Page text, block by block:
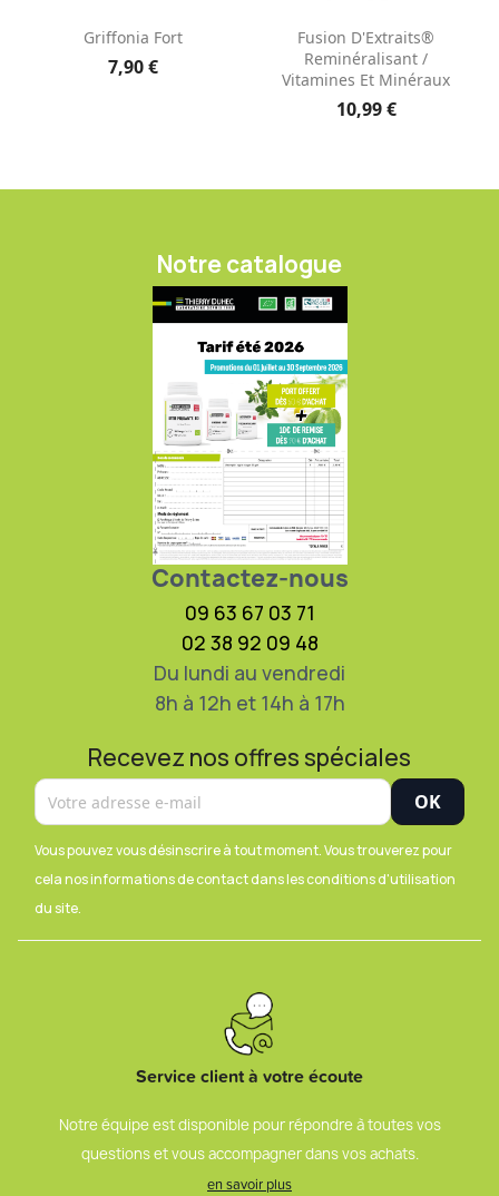
Griffonia Fort
7,90 €
Fusion D'Extraits®
Reminéralisant /
Vitamines Et Minéraux
10,99 €
Notre catalogue
Contactez-nous
09 63 67 03 71
02 38 92 09 48
Du lundi au vendredi
8h à 12h et 14h à 17h
Recevez nos offres spéciales
Vous pouvez vous désinscrire à tout moment. Vous trouverez pour
cela nos informations de contact dans les conditions d'utilisation
du site.
Service client à votre écoute
Notre équipe est disponible pour répondre à toutes vos
questions et vous accompagner dans vos achats.
en savoir plus